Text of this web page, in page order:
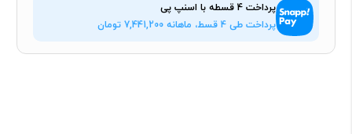
پرداخت 4 قسطه با اسنپ پی
پرداخت طی 4 قسط، ماهانه
7,441,200 تومان